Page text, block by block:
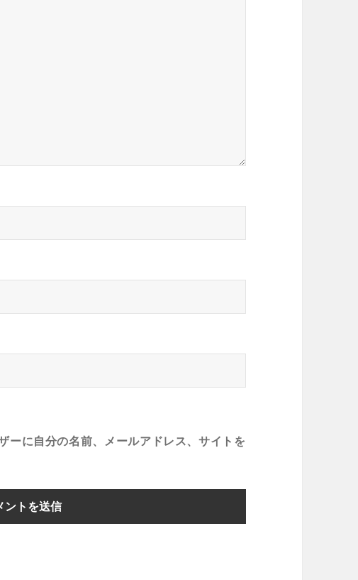
ーに自分の名前、メールアドレス、サイトを